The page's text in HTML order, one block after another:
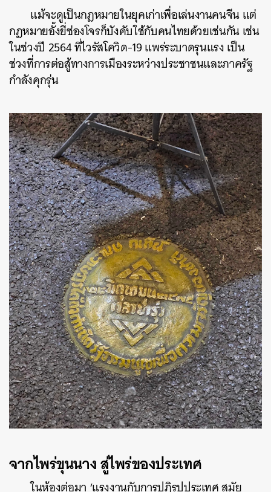
แม้จะดูเป็นกฎหมายในยุคเก่าเพื่อเล่นงานคนจีน แต่
กฎหมายอั้งยี่ซ่องโจรก็บังคับใช้กับคนไทยด้วยเช่นกัน เช่น
ในช่วงปี 2564 ที่ไวรัสโควิด-19 แพร่ระบาดรุนแรง เป็น
ช่วงที่การต่อสู้ทางการเมืองระหว่างประชาชนและภาครัฐ
กำลังคุกรุ่น
จากไพร่ขุนนาง สู่ไพร่ของประเทศ
ในห้องต่อมา ‘แรงงานกับการปฏิรูปประเทศ สมัย